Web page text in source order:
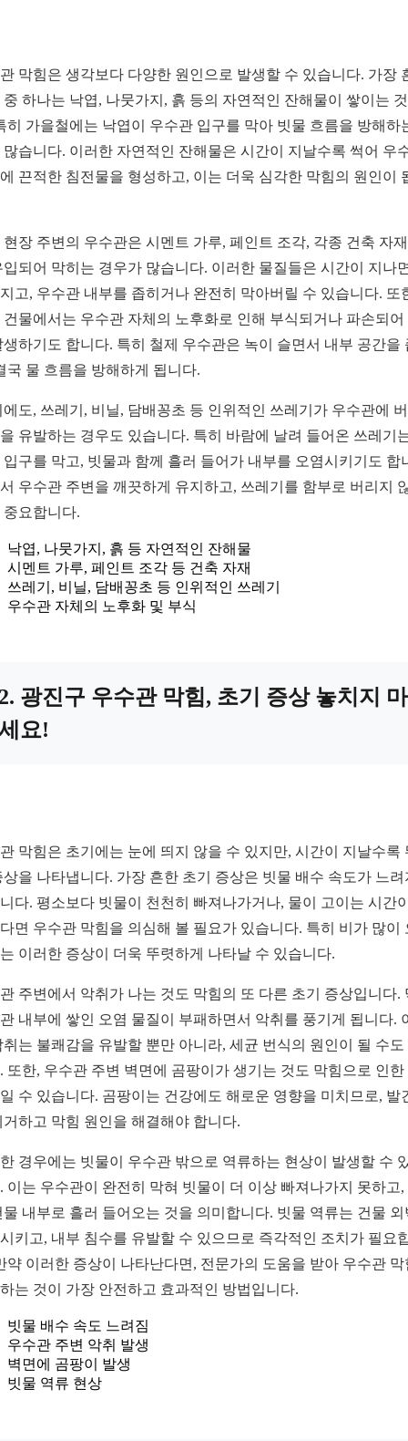
막힘은 생각보다 다양한 원인으로 발생할 수 있습니다. 가장
중 하나는 낙엽, 나뭇가지, 흙 등의 자연적인 잔해물이 쌓이는
히 가을철에는 낙엽이 우수관 입구를 막아 빗물 흐름을 방해하
많습니다. 이러한 자연적인 잔해물은 시간이 지날수록 썩어 우
끈적한 침전물을 형성하고, 이는 더욱 심각한 막힘의 원인이
현장 주변의 우수관은 시멘트 가루, 페인트 조각, 각종 건축 자
입되어 막히는 경우가 많습니다. 이러한 물질들은 시간이 지나
고, 우수관 내부를 좁히거나 완전히 막아버릴 수 있습니다. 또
건물에서는 우수관 자체의 노후화로 인해 부식되거나 파손되어
생하기도 합니다. 특히 철제 우수관은 녹이 슬면서 내부 공간을
국 물 흐름을 방해하게 됩니다.
에도, 쓰레기, 비닐, 담배꽁초 등 인위적인 쓰레기가 우수관에
유발하는 경우도 있습니다. 특히 바람에 날려 들어온 쓰레기
입구를 막고, 빗물과 함께 흘러 들어가 내부를 오염시키기도 합
우수관 주변을 깨끗하게 유지하고, 쓰레기를 함부로 버리지
중요합니다.
낙엽, 나뭇가지, 흙 등 자연적인 잔해물
시멘트 가루, 페인트 조각 등 건축 자재
쓰레기, 비닐, 담배꽁초 등 인위적인 쓰레기
우수관 자체의 노후화 및 부식
광진구 우수관 막힘, 초기 증상 놓치지 마
요!
막힘은 초기에는 눈에 띄지 않을 수 있지만, 시간이 지날수록
상을 나타냅니다. 가장 흔한 초기 증상은 빗물 배수 속도가 느려
다. 평소보다 빗물이 천천히 빠져나가거나, 물이 고이는 시간
면 우수관 막힘을 의심해 볼 필요가 있습니다. 특히 비가 많이
이러한 증상이 더욱 뚜렷하게 나타날 수 있습니다.
주변에서 악취가 나는 것도 막힘의 또 다른 초기 증상입니다.
내부에 쌓인 오염 물질이 부패하면서 악취를 풍기게 됩니다.
취는 불쾌감을 유발할 뿐만 아니라, 세균 번식의 원인이 될 수도
또한, 우수관 주변 벽면에 곰팡이가 생기는 것도 막힘으로 인한
수 있습니다. 곰팡이는 건강에도 해로운 영향을 미치므로, 발
거하고 막힘 원인을 해결해야 합니다.
경우에는 빗물이 우수관 밖으로 역류하는 현상이 발생할 수
이는 우수관이 완전히 막혀 빗물이 더 이상 빠져나가지 못하고,
물 내부로 흘러 들어오는 것을 의미합니다. 빗물 역류는 건물 외
키고, 내부 침수를 유발할 수 있으므로 즉각적인 조치가 필요
약 이러한 증상이 나타난다면, 전문가의 도움을 받아 우수관 막
는 것이 가장 안전하고 효과적인 방법입니다.
빗물 배수 속도 느려짐
우수관 주변 악취 발생
벽면에 곰팡이 발생
빗물 역류 현상